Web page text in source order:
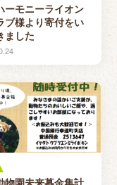
ーモニーライオン
ブ様より寄付をい
ました
物園未来募金集計